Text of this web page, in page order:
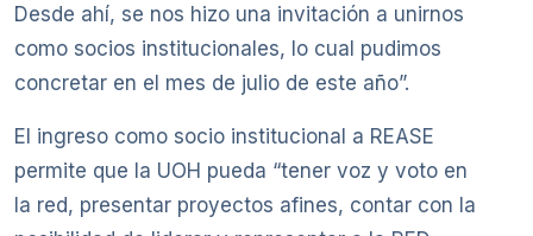
Desde ahí, se nos hizo una invitación a unirnos
como socios institucionales, lo cual pudimos
concretar en el mes de julio de este año”.
El ingreso como socio institucional a REASE
permite que la UOH pueda “tener voz y voto en
la red, presentar proyectos afines, contar con la